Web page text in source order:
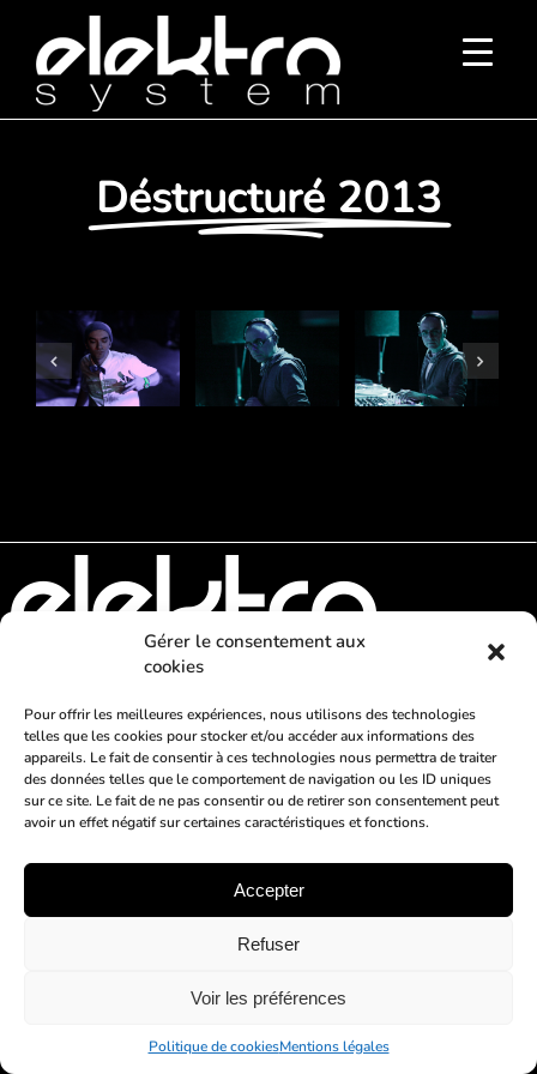
Gérer le consentement aux
cookies
Pour offrir les meilleures expériences, nous utilisons des technologies
telles que les cookies pour stocker et/ou accéder aux informations des
appareils. Le fait de consentir à ces technologies nous permettra de traiter
des données telles que le comportement de navigation ou les ID uniques
sur ce site. Le fait de ne pas consentir ou de retirer son consentement peut
avoir un effet négatif sur certaines caractéristiques et fonctions.
Accepter
Refuser
Voir les préférences
Politique de cookiesMentions légales
contenu
Déstructuré 2013
AGENDA BILLETTERIE
MIX
ARTISTES
VIDÉOS PHOTOS
Mentions légales–Données personnelles–Contact